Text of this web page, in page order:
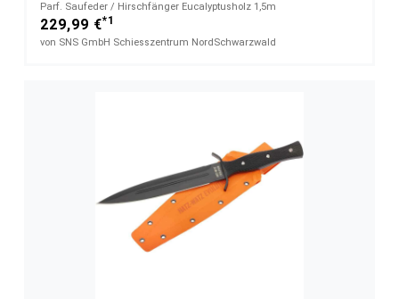
Parf. Saufeder / Hirschfänger Eucalyptusholz 1,5m
229,99 €*1
von SNS GmbH Schiesszentrum NordSchwarzwald